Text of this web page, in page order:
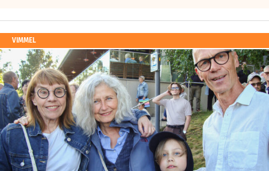
VIMMEL